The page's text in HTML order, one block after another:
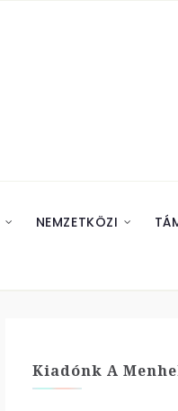
NEMZETKÖZI
Kiadónk A